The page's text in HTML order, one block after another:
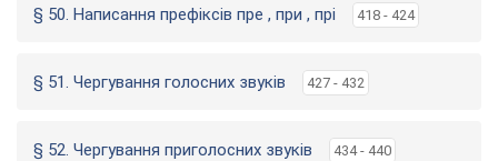
§ 50. Написання префіксів пре , при , прі 418 - 424
§ 51. Чергування голосних звуків 427 - 432
§ 52. Чергування приголосних звуків 434 - 440